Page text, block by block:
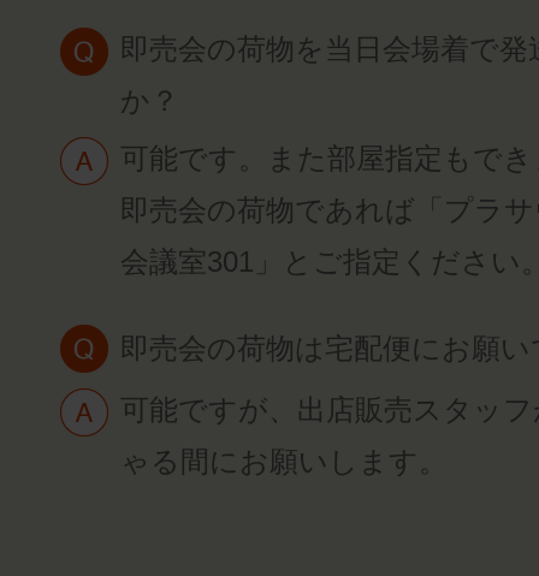
即売会の荷物を当日会場着で
か？
可能です。また部屋指定もで
即売会の荷物であれば「プラ
会議室301」とご指定ください
即売会の荷物は宅配便にお願
可能ですが、出店販売スタッ
ゃる間にお願いします。